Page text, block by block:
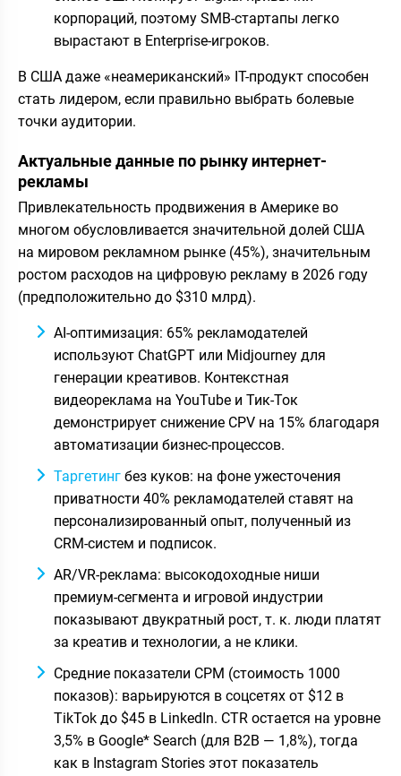
корпораций, поэтому SMB-стартапы легко
вырастают в Enterprise-игроков.
В США даже «неамериканский» IT-продукт способен
стать лидером, если правильно выбрать болевые
точки аудитории.
Актуальные данные по рынку интернет-
рекламы
Привлекательность продвижения в Америке во
многом обусловливается значительной долей США
на мировом рекламном рынке (45%), значительным
ростом расходов на цифровую рекламу в 2026 году
(предположительно до $310 млрд).
AI-оптимизация: 65% рекламодателей
используют ChatGPT или Midjourney для
генерации креативов. Контекстная
видеореклама на YouTube и Тик-Ток
демонстрирует снижение CPV на 15% благодаря
автоматизации бизнес-процессов.
Таргетинг без куков: на фоне ужесточения
приватности 40% рекламодателей ставят на
персонализированный опыт, полученный из
CRM-систем и подписок.
AR/VR-реклама: высокодоходные ниши
премиум-сегмента и игровой индустрии
показывают двукратный рост, т. к. люди платят
за креатив и технологии, а не клики.
Средние показатели CPM (стоимость 1000
показов): варьируются в соцсетях от $12 в
TikTok до $45 в LinkedIn. CTR остается на уровне
3,5% в Google* Search (для B2B — 1,8%), тогда
как в Instagram Stories этот показатель